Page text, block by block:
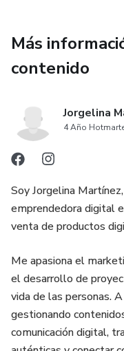
Y si también eres de
VENDER, alguien
romperte la cabeza
tiempo.
Y como si fuera poco,
aplicar las estrategias
sino que además,
¿Qué significan los
Al momento de
lo revendas infinidad de
Más
contenido
Jorgelina
4 Año
Soy Jorgelina
emprendedora digital
venta de productos
Me apasiona el
el desarrollo de
vida de las personas.
gestionando
comunicación digital,